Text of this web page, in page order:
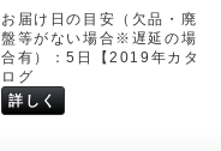
お届け日の目安（欠品・廃
盤等がない場合※遅延の場
合有）：5日【2019年カタ
ログ
詳しく